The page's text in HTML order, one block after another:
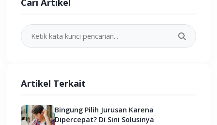
Artikel Terkait
Bingung Pilih Jurusan Karena
Dipercepat? Di Sini Solusinya